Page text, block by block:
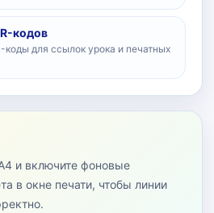
кодов
коды для ссылок урока и печатных
и включите фоновые
в окне печати, чтобы линии